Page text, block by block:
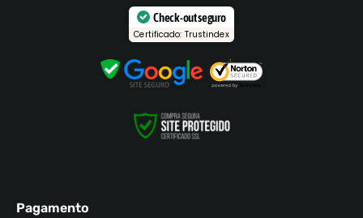
Check-out seguro
Certificado: Trustindex
Pagamento